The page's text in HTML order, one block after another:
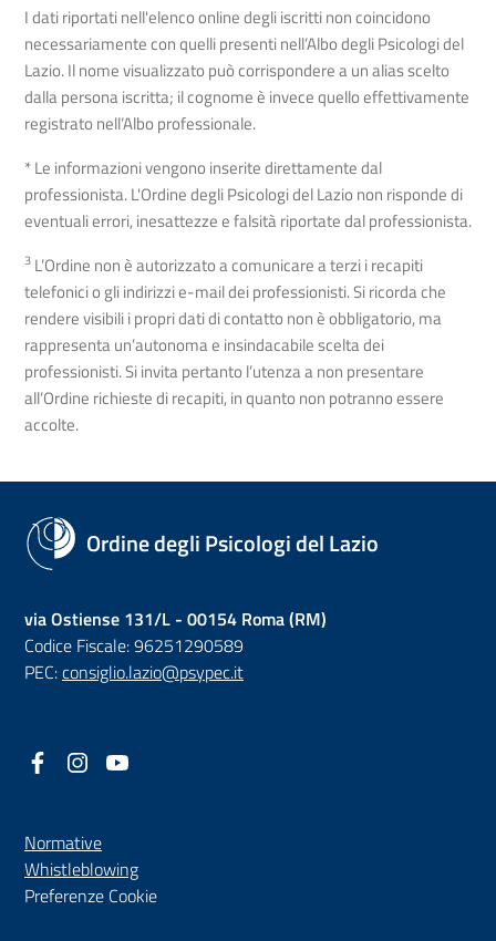
I dati riportati nell'elenco online degli iscritti non coincidono
necessariamente con quelli presenti nell’Albo degli Psicologi del
Lazio. Il nome visualizzato può corrispondere a un alias scelto
dalla persona iscritta; il cognome è invece quello effettivamente
registrato nell’Albo professionale.
* Le informazioni vengono inserite direttamente dal
professionista. L'Ordine degli Psicologi del Lazio non risponde di
eventuali errori, inesattezze e falsità riportate dal professionista.
3 L’Ordine non è autorizzato a comunicare a terzi i recapiti
telefonici o gli indirizzi e-mail dei professionisti. Si ricorda che
rendere visibili i propri dati di contatto non è obbligatorio, ma
rappresenta un’autonoma e insindacabile scelta dei
professionisti. Si invita pertanto l’utenza a non presentare
all’Ordine richieste di recapiti, in quanto non potranno essere
accolte.
Ordine degli Psicologi del Lazio
via Ostiense 131/L - 00154 Roma (RM)
Codice Fiscale: 96251290589
PEC:consiglio.lazio@psypec.it
Facebook
(nuova scheda - new tab)
Instagram
(nuova scheda - new tab)
Normative
Whistleblowing(nuova scheda - new tab)
Preferenze Cookie